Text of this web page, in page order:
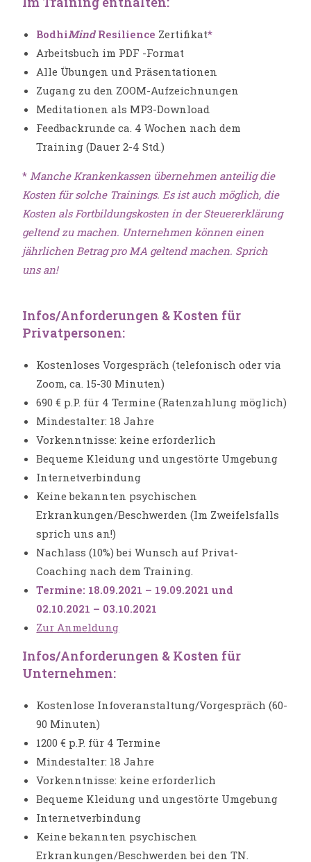
BodhiMindResilience Zertifikat*
Arbeitsbuch im PDF -Format
Alle Übungen und Präsentationen
Zugang zu den ZOOM-Aufzeichnungen
Meditationen als MP3-Download
Feedbackrunde ca. 4 Wochen nach dem
Training (Dauer 2-4 Std.)
*Manche Krankenkassen übernehmen anteilig die
Kosten für solche Trainings. Es ist auch möglich, die
Kosten als Fortbildungskosten in der Steuererklärung
geltend zu machen. Unternehmen können einen
jährlichen Betrag pro MA geltend machen. Sprich
uns an!
Infos/Anforderungen & Kosten für
Privatpersonen:
Kostenloses Vorgespräch (telefonisch oder via
Zoom, ca. 15-30 Minuten)
690 € p.P. für 4 Termine (Ratenzahlung möglich)
Mindestalter: 18 Jahre
Vorkenntnisse: keine erforderlich
Bequeme Kleidung und ungestörte Umgebung
Internetverbindung
Keine bekannten psychischen
Erkrankungen/Beschwerden (Im Zweifelsfalls
sprich uns an!)
Nachlass (10%) bei Wunsch auf Privat-
Coaching nach dem Training.
Termine: 18.09.2021 – 19.09.2021 und
02.10.2021 – 03.10.2021
Zur Anmeldung
Infos/Anforderungen & Kosten für
Unternehmen:
Kostenlose Infoveranstaltung/Vorgespräch (60-
90 Minuten)
1200 € p.P. für 4 Termine
Mindestalter: 18 Jahre
Vorkenntnisse: keine erforderlich
Bequeme Kleidung und ungestörte Umgebung
Internetverbindung
Keine bekannten psychischen
Erkrankungen/Beschwerden bei den TN.